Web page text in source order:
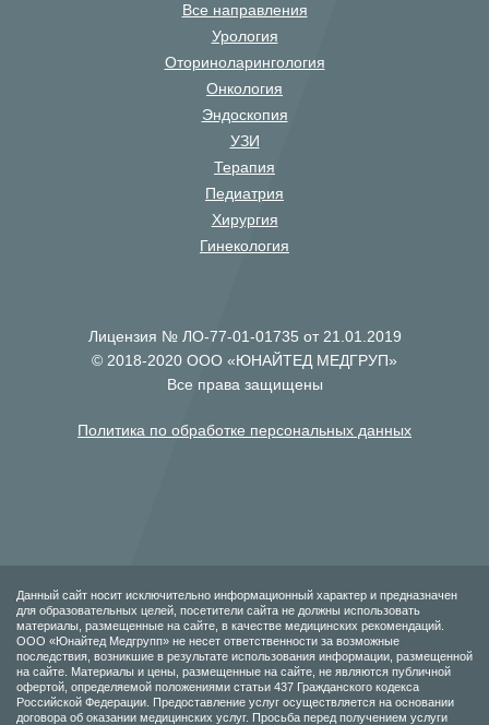
Все направления
Урология
Оториноларингология
Онкология
Эндоскопия
УЗИ
Терапия
Педиатрия
Хирургия
Гинекология
Лицензия № ЛО-77-01-01735 от 21.01.2019
© 2018-2020 ООО «ЮНАЙТЕД МЕДГРУП»
Все права защищены
Политика по обработке персональных данных
Данный сайт носит исключительно информационный характер и предназначен
для образовательных целей, посетители сайта не должны использовать
материалы, размещенные на сайте, в качестве медицинских рекомендаций.
ООО «Юнайтед Медгрупп» не несет ответственности за возможные
последствия, возникшие в результате использования информации, размещенной
на сайте. Материалы и цены, размещенные на сайте, не являются публичной
офертой, определяемой положениями статьи 437 Гражданского кодекса
Российской Федерации. Предоставление услуг осуществляется на основании
договора об оказании медицинских услуг. Просьба перед получением услуги